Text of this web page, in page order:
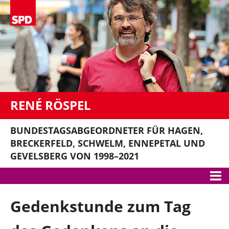
RENÉ RÖSPEL
BUNDESTAGSABGEORDNETER FÜR HAGEN,
BRECKERFELD, SCHWELM, ENNEPETAL UND
GEVELSBERG VON 1998–2021
Meine Themen
Gute Arbeit
Gedenkstunde zum Tag